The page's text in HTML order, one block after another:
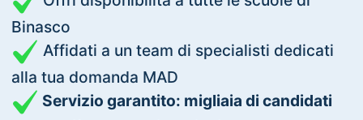
Binasco
Affidati a un team di specialisti dedicati
alla tua domanda MAD
Servizio garantito: migliaia di candidati